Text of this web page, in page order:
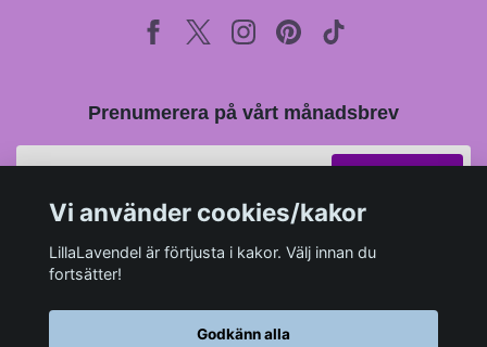
Prenumerera på vårt månadsbrev
Vi använder cookies/kakor
LillaLavendel är förtjusta i kakor. Välj innan du
fortsätter!
Godkänn alla